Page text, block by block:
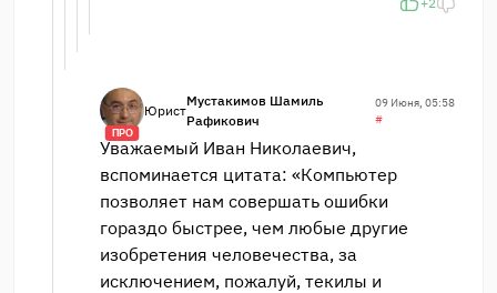
ПРО
Юрист
Мустакимов Шамиль
Рафикович
09 Июня, 05:58
#
Уважаемый Иван Николаевич,
вспоминается цитата: «Компьютер
позволяет нам совершать ошибки
гораздо быстрее, чем любые другие
изобретения человечества, за
исключением, пожалуй, текилы и